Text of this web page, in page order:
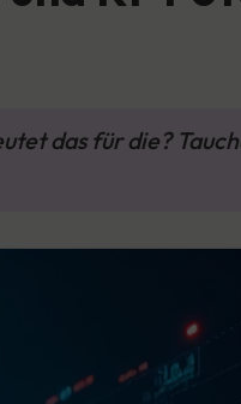
das für die?